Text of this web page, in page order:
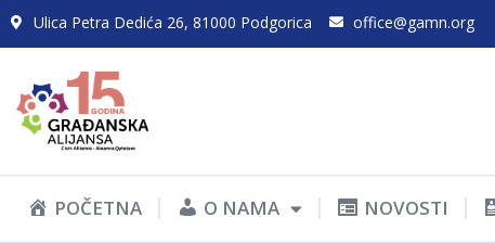
Ulica Petra Dedića 26, 81000 Podgorica office@gamn.org
POČETNA O NAMA NOVOSTI